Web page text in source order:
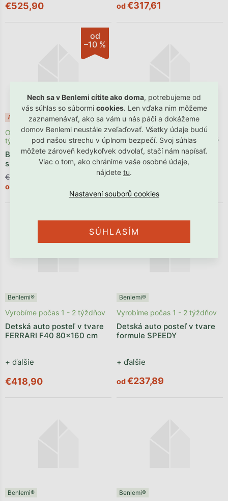
Nech sa v Benlemi cítite ako doma, potrebujeme od
vás súhlas so súbormi cookies. Len vďaka nim môžeme
zaznamenávať, ako sa vám u nás páči a dokážeme
domov Benlemi neustále zveľaďovať. Všetky údaje budú
pod našou strechu v úplnom bezpečí. Svoj súhlas
môžete zároveň kedykoľvek odvolať, stačí nám napísať.
Viac o tom, ako chránime vaše osobné údaje,
nájdete tu.
SÚHLASÍM
€525,90
od€317,61
od
–10 %
Akcia Posledné kusy ⏳
Biela detská posteľ VICTOR
s čelami
Odosielame počas 1 - 3
týždňov
€286,90
od
Biela posteľ pre deti TOMI s
bočnicou
Odosielame počas 1 - 3
týždňov
Benlemi®
Detská auto posteľ v tvare
FERRARI F40 80x160 cm
+ ďalšie
Vyrobíme počas 1 - 2 týždňov
€418,90
Benlemi®
Detská auto posteľ v tvare
formule SPEEDY
+ ďalšie
Vyrobíme počas 1 - 2 týždňov
od€237,89
Benlemi® Benlemi®